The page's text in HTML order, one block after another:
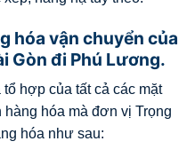
hóa vận chuyển của
Gòn đi Phú Lương.
hợp của tất cả các mặt
hóa mà đơn vị Trọng
hóa như sau: